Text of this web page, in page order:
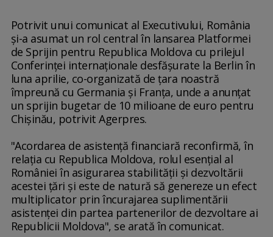
Potrivit unui comunicat al Executivului, România
şi-a asumat un rol central în lansarea Platformei
de Sprijin pentru Republica Moldova cu prilejul
Conferinţei internaţionale desfăşurate la Berlin în
luna aprilie, co-organizată de ţara noastră
împreună cu Germania şi Franţa, unde a anunţat
un sprijin bugetar de 10 milioane de euro pentru
Chişinău, potrivit Agerpres.
"Acordarea de asistenţă financiară reconfirmă, în
relaţia cu Republica Moldova, rolul esenţial al
României în asigurarea stabilităţii şi dezvoltării
acestei ţări şi este de natură să genereze un efect
multiplicator prin încurajarea suplimentării
asistenţei din partea partenerilor de dezvoltare ai
Republicii Moldova", se arată în comunicat.